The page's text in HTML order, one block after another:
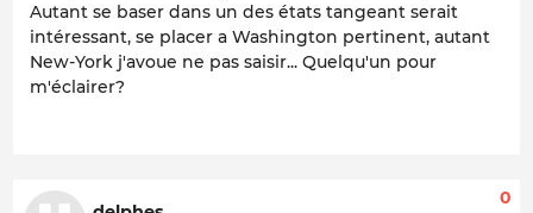
Autant se baser dans un des états tangeant serait
intéressant, se placer a Washington pertinent, autant
New-York j'avoue ne pas saisir... Quelqu'un pour
m'éclairer?
0